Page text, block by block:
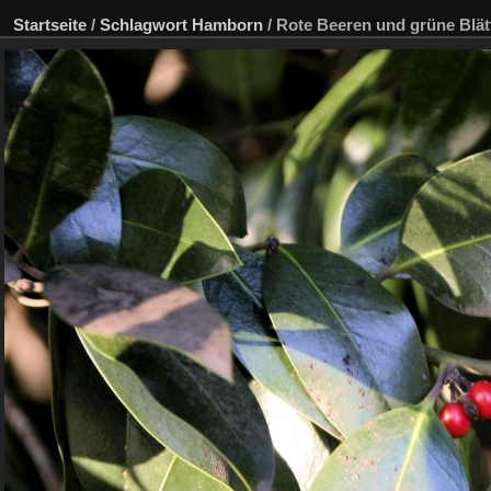
Startseite / Schlagwort Hamborn / Rote Beeren und grüne